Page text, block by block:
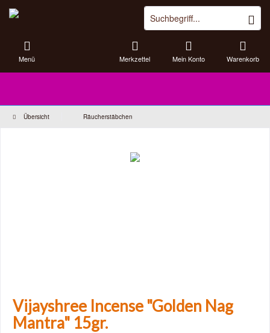
Menü Warenkorb
Merkzettel Mein Konto
Übersicht Räucherstäbchen
Vijayshree Incense "Golden Nag
Mantra" 15gr.